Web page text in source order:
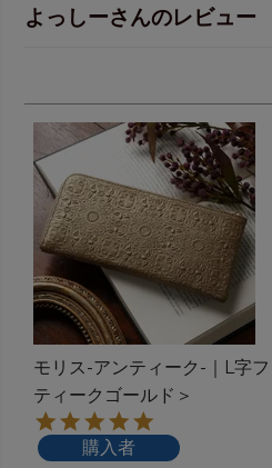
よっしーさんのレビュー
モリス-アンティーク-｜L字
ティークゴールド＞
購入者